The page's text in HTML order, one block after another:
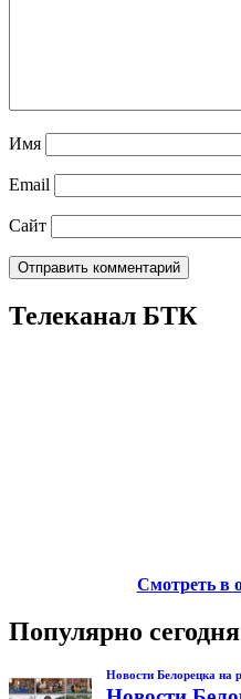
Имя
Email
Сайт
Телеканал БТК
Смотреть в
Популярно сегодня
Новости Белорецка на